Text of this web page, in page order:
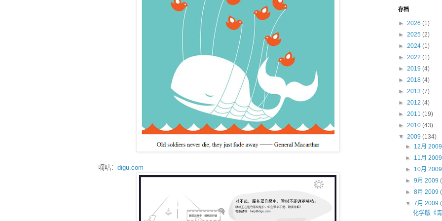
嘀咕： digu.com
存档
► 2026 (1)
► 2025 (2)
► 2024 (1)
► 2022 (1)
► 2019 (4)
► 2018 (4)
► 2013 (7)
► 2012 (4)
► 2011 (19)
► 2010 (43)
▼ 2009 (134)
► 12月
► 11月
► 10月
►9月 2009
►8月 2009
▼7月 2009
化学版《青